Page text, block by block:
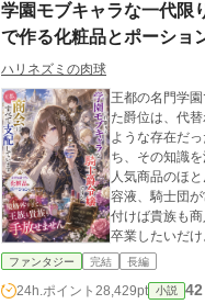
学園モブキャラな一代限
で作る化粧品とポーショ
ハリネズミの肉球
王都の名門学園で、誰から
た爵位は、代
ような存在だった。 しかし、それは表向きの姿。 彼女は前世で化学メーカーの商品開発部
ち、その知識
人気商品のほとん
容液、騎士団
付けば貴族も商人も彼女なしでは立
卒業したいだけ。 だが王太子の婚約騒動、大商会同士の利権争い、王国経済を揺るがす流通危機が重
で、隠し続けてきた
力をお借りし
ファンタジー 完結 長編
24h.ポイント 28,429pt 小説 42